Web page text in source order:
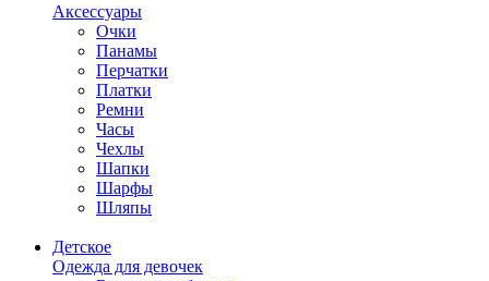
Аксессуары
Очки
Панамы
Перчатки
Платки
Ремни
Часы
Чехлы
Шапки
Шарфы
Шляпы
Детское
Одежда для девочек